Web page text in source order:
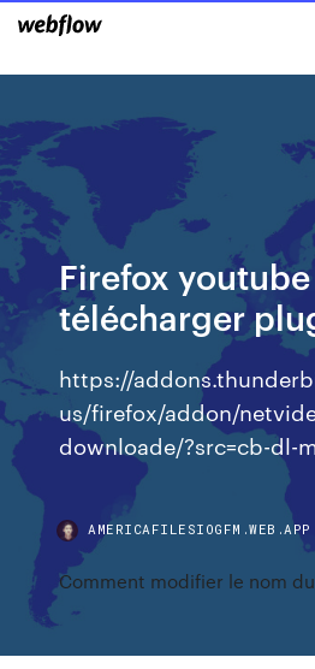
Firefox
télécharger
https://
us/firefox/addon/
downloade/?src=cb-dl-
AMERICAFILESIOGFM.WEB.APP
Comment modifier le nom